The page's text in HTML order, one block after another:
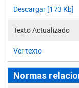
Descargar [173 Kb]
Texto Actualizado
Ver texto
Normas